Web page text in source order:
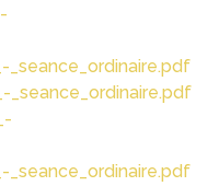
_seance_ordinaire.pdf
_seance_ordinaire.pdf
_seance_ordinaire.pdf